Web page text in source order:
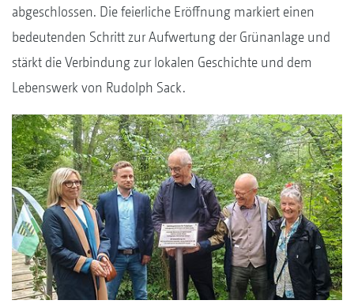
abgeschlossen. Die feierliche Eröffnung markiert einen
bedeutenden Schritt zur Aufwertung der Grünanlage und
stärkt die Verbindung zur lokalen Geschichte und dem
Lebenswerk von Rudolph Sack.